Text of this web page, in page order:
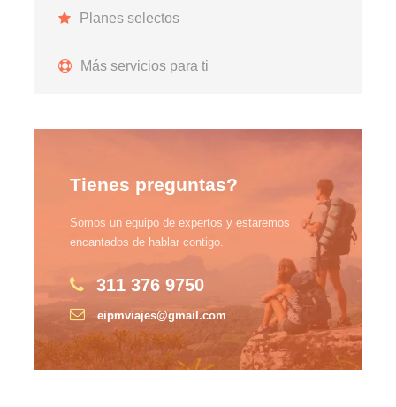
Planes selectos
Más servicios para ti
Tienes preguntas?
Somos un equipo de expertos y estaremos
encantados de hablar contigo.
311 376 9750
eipmviajes@gmail.com